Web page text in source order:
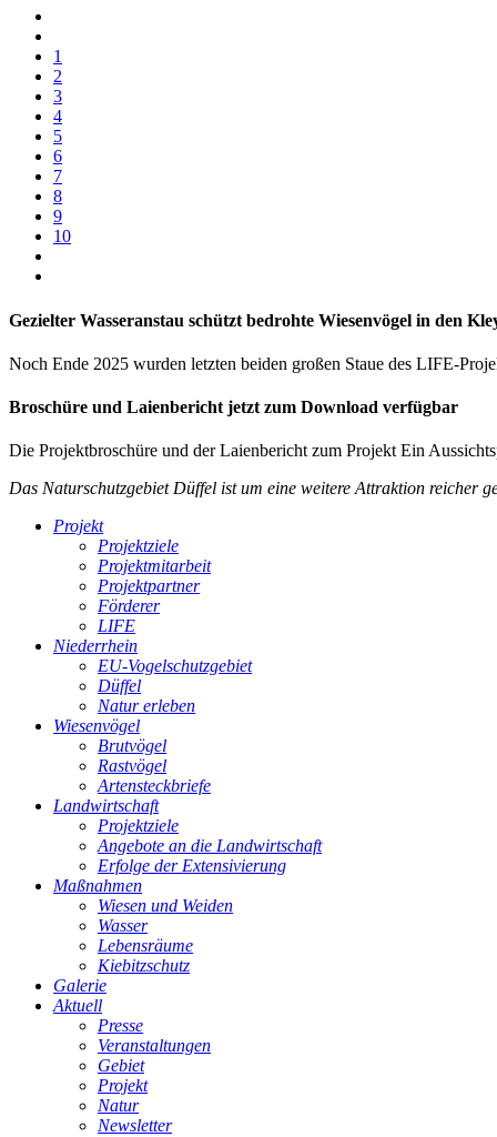
1
2
3
4
5
6
7
8
9
10
Gezielter Wasseranstau schützt bedrohte Wiesenvögel in den
Noch Ende 2025 wurden letzten beiden großen Staue des LIFE-
Broschüre und Laienbericht jetzt zum Download verfügbar
Die Projektbroschüre und der Laienbericht zum Projekt Ein
Das Naturschutzgebiet Düffel ist um eine weitere Attraktion reicher
Projekt
Projektziele
Projektmitarbeit
Projektpartner
Förderer
LIFE
Niederrhein
EU-Vogelschutzgebiet
Düffel
Natur erleben
Wiesenvögel
Brutvögel
Rastvögel
Artensteckbriefe
Landwirtschaft
Projektziele
Angebote an die Landwirtschaft
Erfolge der Extensivierung
Maßnahmen
Wiesen und Weiden
Wasser
Lebensräume
Kiebitzschutz
Galerie
Aktuell
Presse
Veranstaltungen
Gebiet
Projekt
Natur
Newsletter